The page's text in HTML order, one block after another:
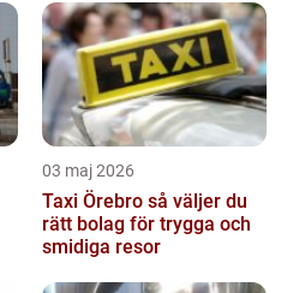
03 maj 2026
Taxi Örebro så väljer du
rätt bolag för trygga och
smidiga resor